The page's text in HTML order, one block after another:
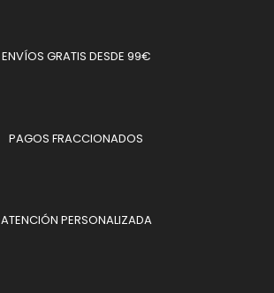
ENVÍOS GRATIS DESDE 99€
PAGOS FRACCIONADOS
ATENCIÓN PERSONALIZADA